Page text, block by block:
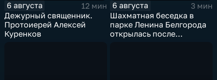
6 августа
12 мин
Дежурный священник.
Протоиерей Алексей
Куренков
6 августа
3 мин
Шахматная беседка в
парке Ленина Белгорода
открылась после